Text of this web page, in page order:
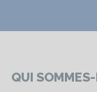
QUI